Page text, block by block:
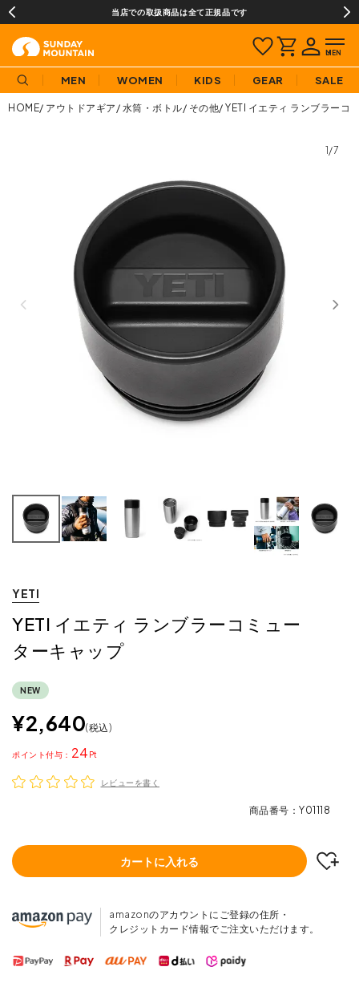
当店での取扱商品は全て正規品です
MEN WOMEN KIDS GEAR SALE
HOME アウトドアギア 水筒・ボトル その他 YETI イエティ ランブラーコ
1/7
YETI
YETI イエティ ランブラーコミュー
ターキャップ
NEW
¥2,640 税込
24
ポイント
レビューを書く
商品番号 Y01118
カートに入れる
amazonのアカウントにご登録の住所・
クレジットカード情報でご注文いただけます。